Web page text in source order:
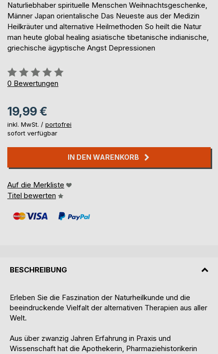
Naturliebhaber spirituelle Menschen Weihnachtsgeschenke,
Männer Japan orientalische Das Neueste aus der Medizin
Heilkräuter und alternative Heilmethoden So heilt die Natur
man heute global healing asiatische tibetanische indianische,
griechische ägyptische Angst Depressionen
Bewertung::
0%
0 Bewertungen
19,99 €
inkl. MwSt. / portofrei
sofort verfügbar
IN DEN WARENKORB
Auf die Merkliste
Titel bewerten
BESCHREIBUNG
Erleben Sie die Faszination der Naturheilkunde und die
beeindruckende Vielfalt der alternativen Therapien aus aller
Welt.
Aus über zwanzig Jahren Erfahrung in Praxis und
Wissenschaft hat die Apothekerin, Pharmaziehistorikerin